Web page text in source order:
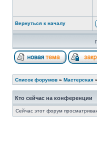
Вернуться к началу
Список форумов » Мастерская »
Кто сейчас на конференции
Сейчас этот форум